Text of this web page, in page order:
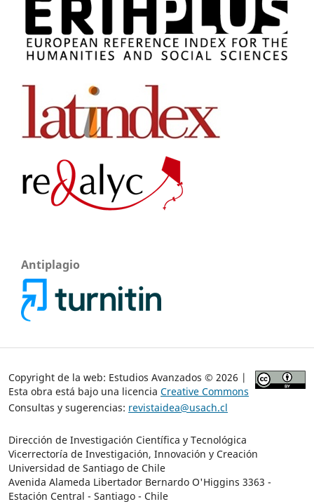
Antiplagio
Copyright de la web: Estudios Avanzados © 2026 |
Esta obra está bajo una licencia Creative Commons
Consultas y sugerencias: revistaidea@usach.cl
Dirección de Investigación Científica y Tecnológica
Vicerrectoría de Investigación, Innovación y Creación
Universidad de Santiago de Chile
Avenida Alameda Libertador Bernardo O'Higgins 3363 -
Estación Central - Santiago - Chile